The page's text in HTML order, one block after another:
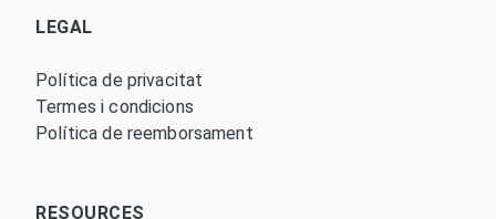
LEGAL
Política de privacitat
Termes i condicions
Política de reemborsament
RESOURCES